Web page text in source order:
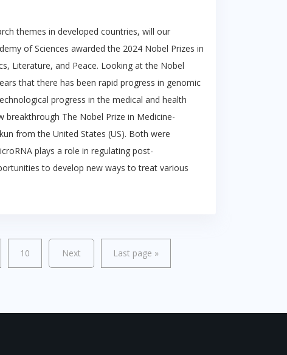
themes in developed countries, will our
of Sciences awarded the 2024 Nobel Prizes in
Literature, and Peace. Looking at the Nobel
that there has been rapid progress in genomic
progress in the medical and health
The Nobel Prize in Medicine-
from the United States (US). Both were
plays a role in regulating post-
to develop new ways to treat various
10 Next Last page »